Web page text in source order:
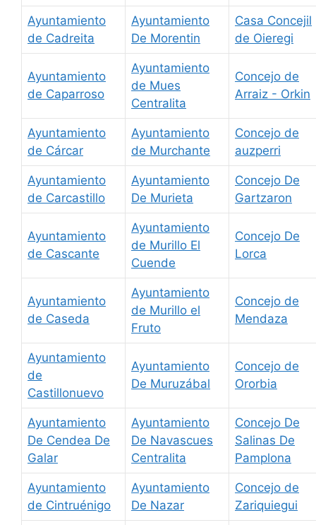
Ayuntamiento
de Cadreita
Ayuntamiento
De Morentin
Casa Concejil
de Oieregi
Ayuntamiento
de Caparroso
Ayuntamiento
de Mues
Centralita
Concejo de
Arraiz - Orkin
Ayuntamiento
de Cárcar
Ayuntamiento
de Murchante
Concejo de
auzperri
Ayuntamiento
de Carcastillo
Ayuntamiento
De Murieta
Concejo De
Gartzaron
Ayuntamiento
de Cascante
Ayuntamiento
de Murillo El
Cuende
Concejo De
Lorca
Ayuntamiento
de Caseda
Ayuntamiento
de Murillo el
Fruto
Concejo de
Mendaza
Ayuntamiento
de
Castillonuevo
Ayuntamiento
De Muruzábal
Concejo de
Ororbia
Ayuntamiento
De Cendea De
Galar
Ayuntamiento
De Navascues
Centralita
Concejo De
Salinas De
Pamplona
Ayuntamiento
de Cintruénigo
Ayuntamiento
De Nazar
Concejo de
Zariquiegui